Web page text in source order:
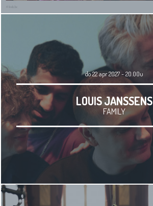
do 22 apr 2027 - 20.00u
LOUIS JANSSENS
FAMILY